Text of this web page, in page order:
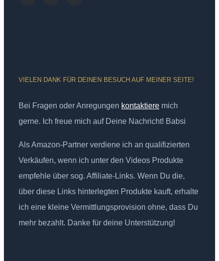
VIELEN DANK FÜR DEINEN BESUCH AUF MEINER SEITE!
Bei Fragen oder Anregungen kontaktiere mich
gerne. Ich freue mich auf Deine Nachricht! Babsi
Als Amazon-Partner verdiene ich an qualifizierten
Verkäufen, wenn ich unter den Videos Produkte
empfehle über sog. Affiliate-Links. Wenn Du die,
über diese Links hinterlegten Produkte kauft, erhalte
ich eine kleine Vermittlungsprovision ohne, dass Du
mehr bezahlt. Danke für deine Unterstützung!